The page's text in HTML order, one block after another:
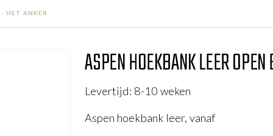
HET ANKER
ASPEN HOEKBANK LEER
Levertijd: 8-10 weken
Aspen hoekbank leer, vanaf